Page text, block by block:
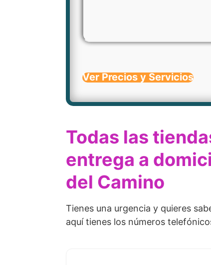
Ver Precios y Servicios
Todas las
entrega a
del Camino
Tienes una urgencia y quieres
aquí tienes los números